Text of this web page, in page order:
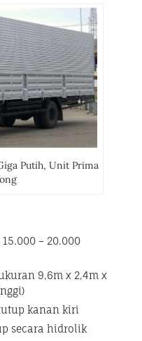
Putih, Unit Prima
– 20.000
9,6m x 2,4m x
kanan kiri
secara hidrolik